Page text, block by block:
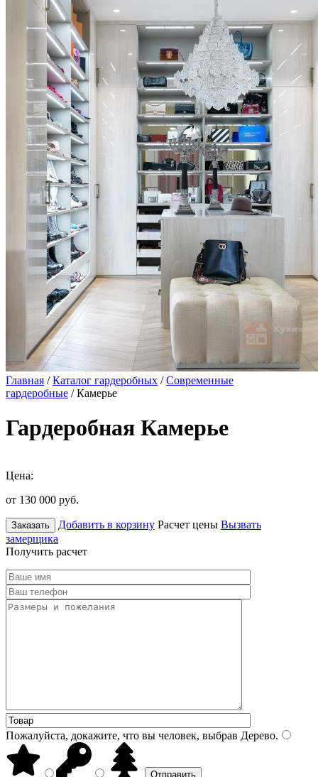
Главная /Каталог гардеробных /Современные
гардеробные / Камерье
Гардеробная Камерье
Цена:
от 130 000 руб.
Заказать Добавить в корзину Расчет цены Вызвать
замерщика
Получить расчет
Пожалуйста, докажите, что вы человек, выбрав Дерево.